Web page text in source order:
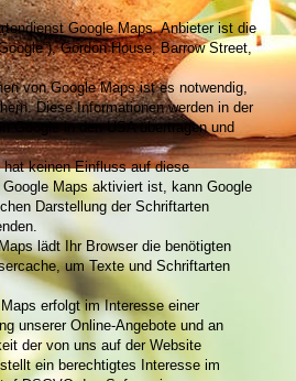
Google Maps. Anbieter ist die
Gordon House, Barrow Street,
von Google Maps ist es notwendig,
Diese Informationen werden in der
Google in den USA übertragen und
keinen Einfluss auf diese
Maps aktiviert ist, kann Google
Darstellung der Schriftarten
lädt Ihr Browser die benötigten
um Texte und Schriftarten
erfolgt im Interesse einer
unserer Online-Angebote und an
der von uns auf der Website
ein berechtigtes Interesse im